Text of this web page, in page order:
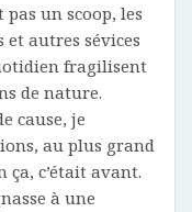
pas un scoop, les
et autres sévices
fragilisent
de nature.
cause, je
au plus grand
ça, c’était avant.
à une